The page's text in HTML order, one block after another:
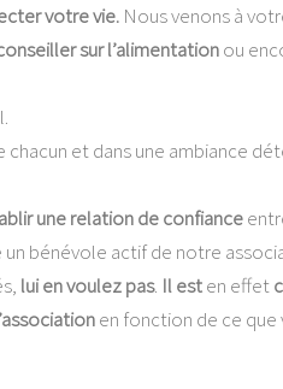
votre vie. Nous venons à
sur l’alimentationou
et dans une ambiance
une relation de confiance
bénévole actif de notre
lui en voulez pas. Il esten effet
en fonction de ce que